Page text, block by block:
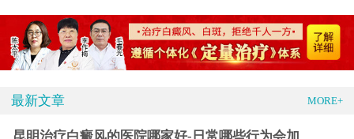
最新文章 MORE+